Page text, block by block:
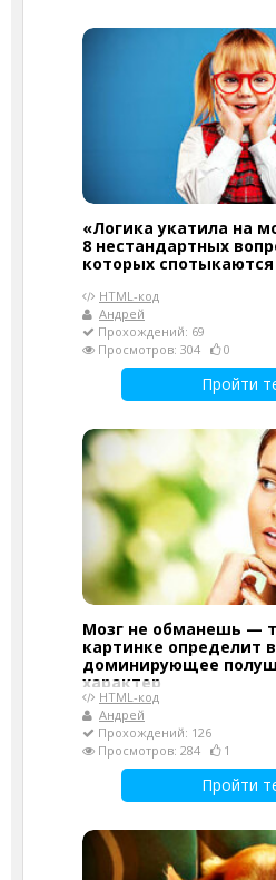
«Логика укатила на
8 нестандартных
которых спотыкаются
HTML-код
Андрей
Прохождений: 69
Просмотров: 304
0
Пройти
Мозг не обманешь —
картинке определит
доминирующее
характер
HTML-код
Андрей
Прохождений: 126
Просмотров: 284
1
Пройти